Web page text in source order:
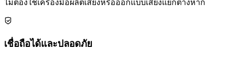
ไม่ต้องใช้เครื่องมือผลิตเสียงหรือออกแบบเสียงแยกต่างหาก
เชื่อถือได้และปลอดภัย